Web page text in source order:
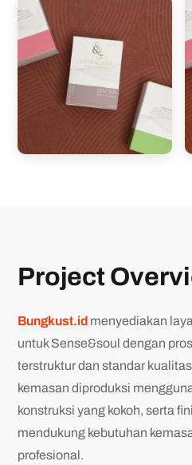
Project
Bungkust.id menyediakan
untuk Sense&soul dengan
terstruktur dan standar
kemasan diproduksi
konstruksi yang kokoh, serta
mendukung kebutuhan
profesional.